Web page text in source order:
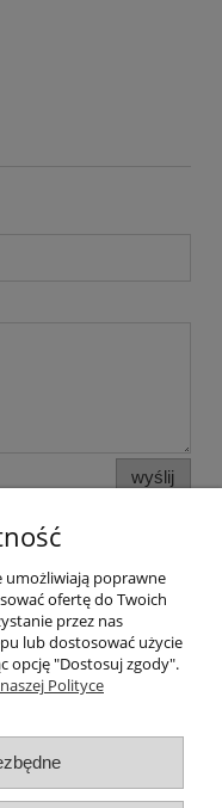
wyślij
umożliwiają poprawne
ofertę do Twoich
przez nas
lub dostosować użycie
opcję "Dostosuj zgody".
Polityce